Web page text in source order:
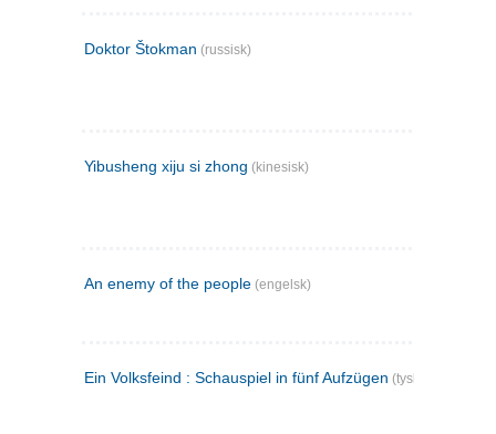
Doktor Štokman (russisk)
Yibusheng xiju si zhong (kinesisk)
An enemy of the people (engelsk)
Ein Volksfeind : Schauspiel in fünf Aufzügen (tysk)